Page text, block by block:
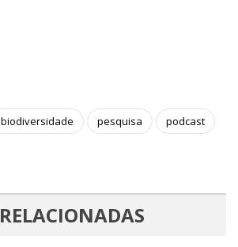
biodiversidade pesquisa podcast
RELACIONADAS